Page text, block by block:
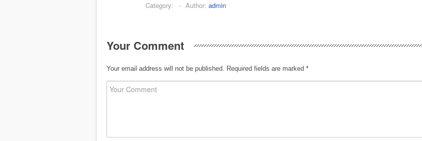
Category: - Author: admin
Your Comment
Your email address will not be published. Required fields are marked *